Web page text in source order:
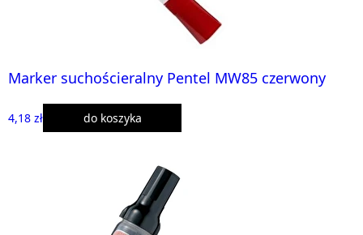
Marker suchościeralny Pentel MW85 czerwony
4,18 zł do koszyka